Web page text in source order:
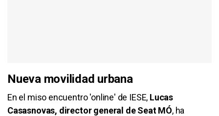
Nueva movilidad urbana
En el miso encuentro 'online' de IESE, Lucas
Casasnovas, director general de Seat MÓ, ha